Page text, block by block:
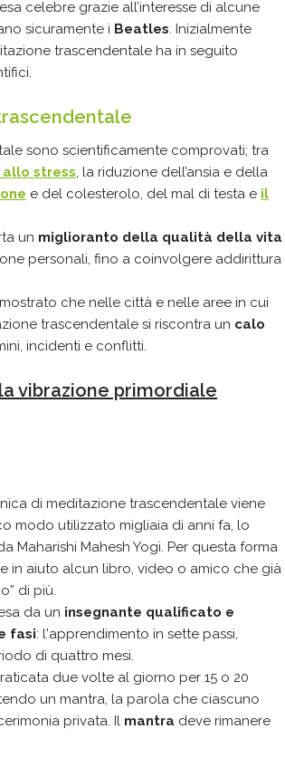
celebre grazie all’interesse di alcune
sicuramente i Beatles. Inizialmente
trascendentale ha in seguito
sono scientificamente comprovati; tra
stress, la riduzione dell’ansia e della
e del colesterolo, del mal di testa e il
un miglioranto della qualità della vita
personali, fino a coinvolgere addirittura
che nelle città e nelle aree in cui
trascendentale si riscontra un calo
incidenti e conflitti.
vibrazione primordiale
di meditazione trascendentale viene
modo utilizzato migliaia di anni fa, lo
Mahesh Yogi. Per questa forma
in aiuto alcun libro, video o amico che già
di più.
da un insegnante qualificato e
fasi: l'apprendimento in sette passi,
di quattro mesi.
due volte al giorno per 15 o 20
un mantra, la parola che ciascuno
privata. Il mantra deve rimanere